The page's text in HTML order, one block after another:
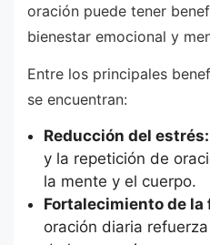
oración puede tener
bienestar emocional y
Entre los principales
se encuentran:
Reducción del estrés:
y la repetición de
la mente y el cuerpo.
Fortalecimiento de la
oración diaria